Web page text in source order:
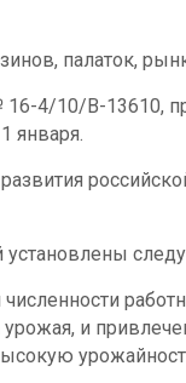
палаток,
4/10/В-13610,
января.
установлены
и